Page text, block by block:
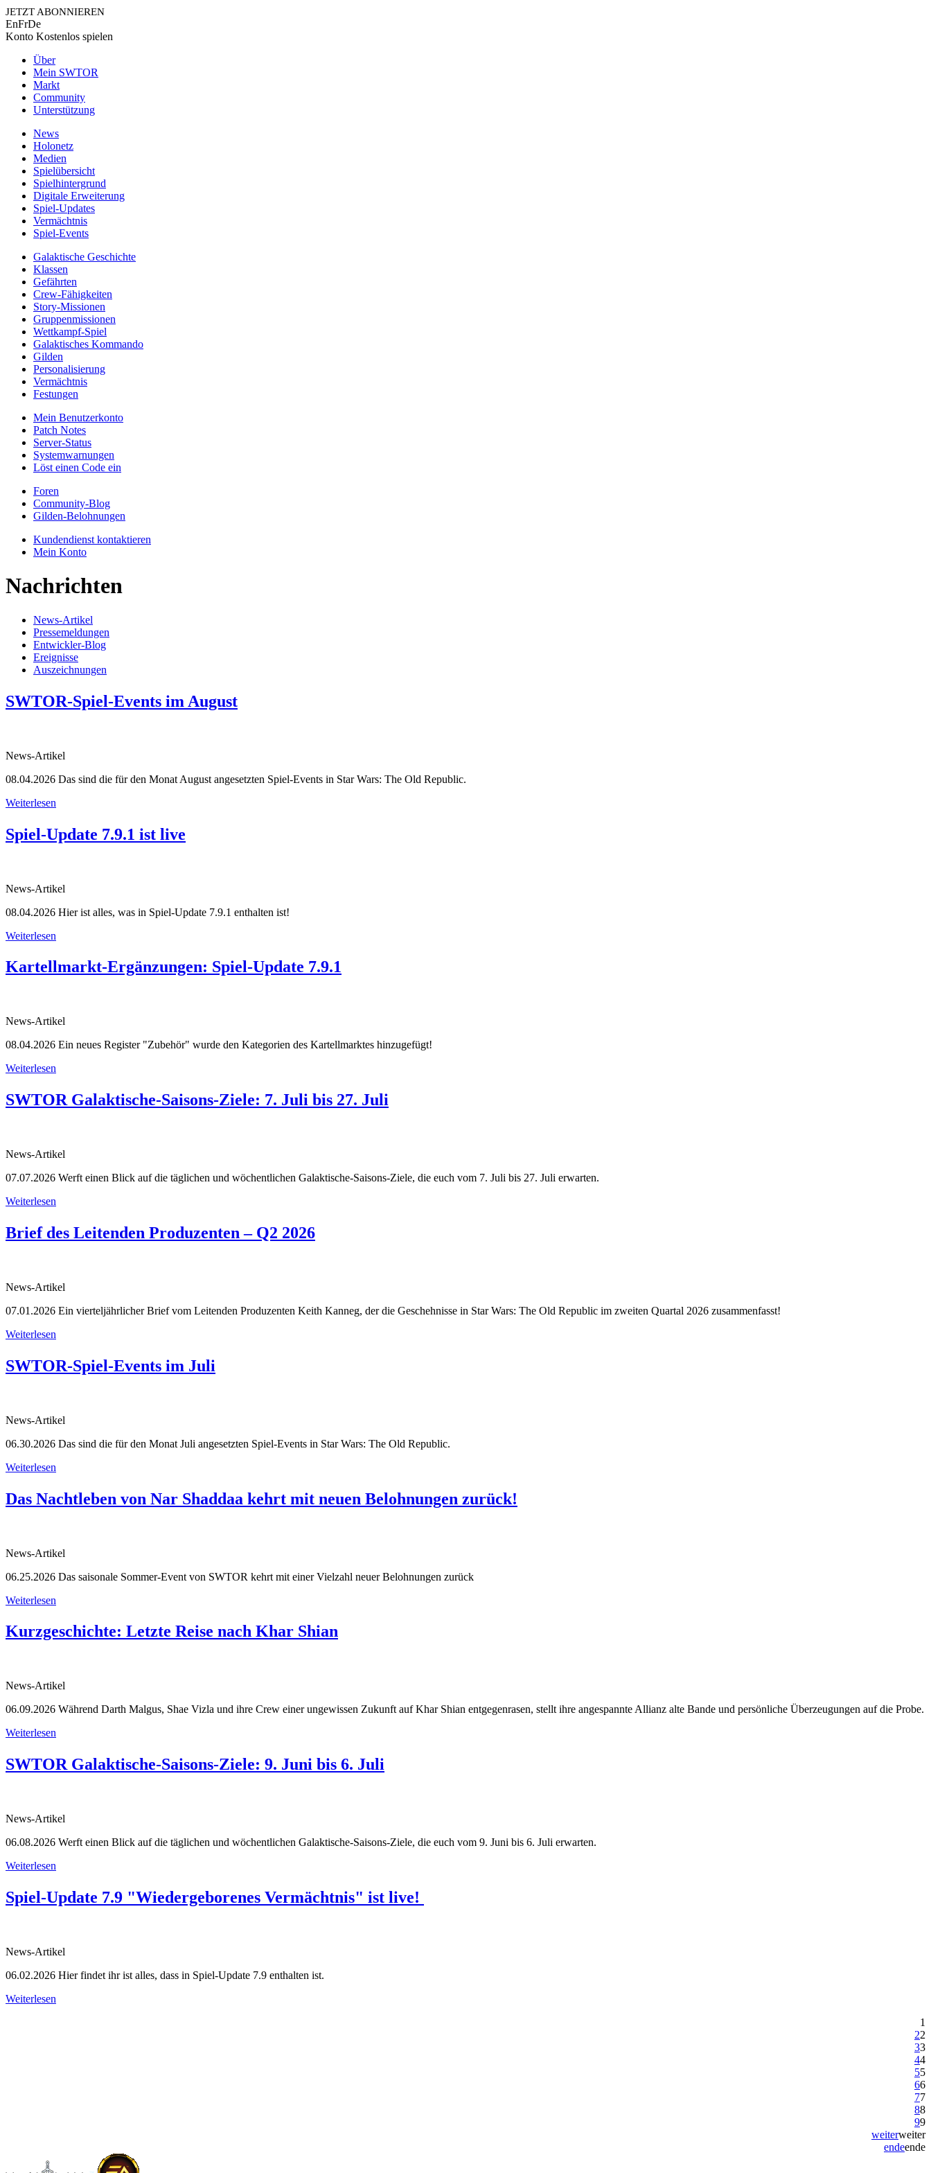
JETZT ABONNIEREN
EnFrDe
Konto Kostenlos spielen
Über
Mein SWTOR
Markt
Community
Unterstützung
News
Holonetz
Medien
Spielübersicht
Spielhintergrund
Digitale Erweiterung
Spiel-Updates
Vermächtnis
Spiel-Events
Galaktische Geschichte
Klassen
Gefährten
Crew-Fähigkeiten
Story-Missionen
Gruppenmissionen
Wettkampf-Spiel
Galaktisches Kommando
Gilden
Personalisierung
Vermächtnis
Festungen
Mein Benutzerkonto
Patch Notes
Server-Status
Systemwarnungen
Löst einen Code ein
Foren
Community-Blog
Gilden-Belohnungen
Kundendienst kontaktieren
Mein Konto
Nachrichten
News-Artikel
Pressemeldungen
Entwickler-Blog
Ereignisse
Auszeichnungen
SWTOR-Spiel-Events im August
News-Artikel
08.04.2026 Das sind die für den Monat August angesetzten Spiel-Events in Star Wars: The Old Republic.
Weiterlesen
Spiel-Update 7.9.1 ist live
News-Artikel
08.04.2026 Hier ist alles, was in Spiel-Update 7.9.1 enthalten ist!
Weiterlesen
Kartellmarkt-Ergänzungen: Spiel-Update 7.9.1
News-Artikel
08.04.2026 Ein neues Register "Zubehör" wurde den Kategorien des Kartellmarktes hinzugefügt!
Weiterlesen
SWTOR Galaktische-Saisons-Ziele: 7. Juli bis 27. Juli
News-Artikel
07.07.2026 Werft einen Blick auf die täglichen und wöchentlichen Galaktische-Saisons-Ziele, die euch vom 7. Juli bis 27. Juli erwarten.
Weiterlesen
Brief des Leitenden Produzenten – Q2 2026
News-Artikel
07.01.2026 Ein vierteljährlicher Brief vom Leitenden Produzenten Keith Kanneg, der die Geschehnisse in Star Wars: The Old Republic im zweiten Quartal 2026 zusammenfasst!
Weiterlesen
SWTOR-Spiel-Events im Juli
News-Artikel
06.30.2026 Das sind die für den Monat Juli angesetzten Spiel-Events in Star Wars: The Old Republic.
Weiterlesen
Das Nachtleben von Nar Shaddaa kehrt mit neuen Belohnungen zurück!
News-Artikel
06.25.2026 Das saisonale Sommer-Event von SWTOR kehrt mit einer Vielzahl neuer Belohnungen zurück
Weiterlesen
Kurzgeschichte: Letzte Reise nach Khar Shian
News-Artikel
06.09.2026 Während Darth Malgus, Shae Vizla und ihre Crew einer ungewissen Zukunft auf Khar Shian entgegenrasen, stellt ihre angespannte Allianz alte Bande und persönliche Überzeugungen auf die Probe.
Weiterlesen
SWTOR Galaktische-Saisons-Ziele: 9. Juni bis 6. Juli
News-Artikel
06.08.2026 Werft einen Blick auf die täglichen und wöchentlichen Galaktische-Saisons-Ziele, die euch vom 9. Juni bis 6. Juli erwarten.
Weiterlesen
Spiel-Update 7.9 "Wiedergeborenes Vermächtnis" ist live!
News-Artikel
06.02.2026 Hier findet ihr ist alles, dass in Spiel-Update 7.9 enthalten ist.
Weiterlesen
1
22
33
44
55
66
77
88
99
weiterweiter
endeende